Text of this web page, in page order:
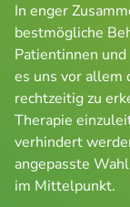
In enger
bestmögliche
Patientinnen
es uns vor allem
rechtzeitig zu
Therapie
verhindert
angepasste
im Mittelpunkt.